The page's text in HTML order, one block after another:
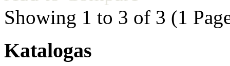
Showing 1 to 3 of 3 (1
Katalogas